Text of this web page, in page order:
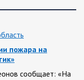
пожара на
сообщает: «На